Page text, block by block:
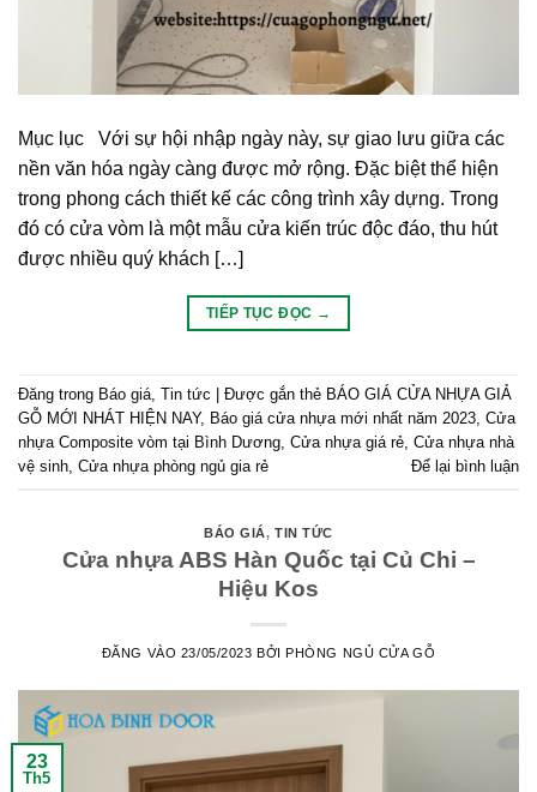
Mục lục Với sự hội nhập ngày này, sự giao lưu giữa các
nền văn hóa ngày càng được mở rộng. Đặc biệt thể hiện
trong phong cách thiết kế các công trình xây dựng. Trong
đó có cửa vòm là một mẫu cửa kiến trúc độc đáo, thu hút
được nhiều quý khách […]
TIẾP TỤC ĐỌC →
Đăng trong Báo giá, Tin tức Được gắn thẻ BÁO GIÁ CỬA NHỰA GIẢ
GỖ MỚI NHÁT HIỆN NAY, Báo giá cửa nhựa mới nhất năm 2023, Cửa
nhựa Composite vòm tại Bình Dương, Cửa nhựa giá rẻ, Cửa nhựa nhà
vệ sinh, Cửa nhựa phòng ngủ gia rẻ Để lại bình luận
BÁO GIÁ,TIN TỨC
Cửa nhựa ABS Hàn Quốc tại Củ Chi –
Hiệu Kos
ĐĂNG VÀO 23/05/2023 BỞI PHÒNG NGỦ CỬA GỖ
23
Th5